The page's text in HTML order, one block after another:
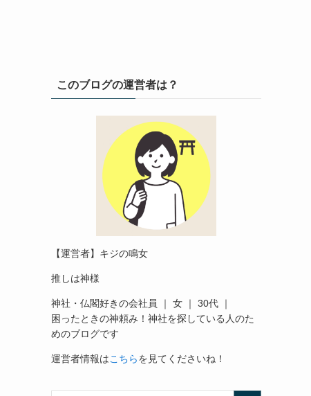
このブログの運営者は？
【運営者】キジの鳴女
推しは神様
神社・仏閣好きの会社員 ｜ 女 ｜ 30代 ｜
困ったときの神頼み！神社を探している人のた
めのブログです
運営者情報はこちらを見てくださいね！